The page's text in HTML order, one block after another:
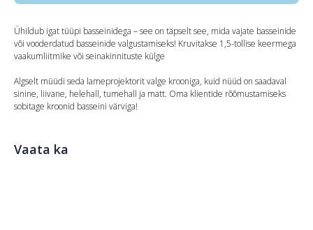
Ühildub igat tüüpi basseinidega – see on täpselt see, mida vajate basseinide
või vooderdatud basseinide valgustamiseks! Kruvitakse 1,5-tollise keermega
vaakumliitmike või seinakinnituste külge
Algselt müüdi seda lameprojektorit valge krooniga, kuid nüüd on saadaval
sinine, liivane, helehall, tumehall ja matt. Oma klientide rõõmustamiseks
sobitage kroonid basseini värviga!
Vaata ka